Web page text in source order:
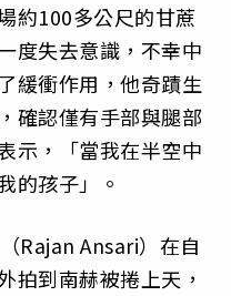
約100多公尺的甘蔗
度失去意識，不幸中
緩衝作用，他奇蹟生
確認僅有手部與腿部
示，「當我在半空中
的孩子」。
Rajan Ansari）在自
拍到南赫被捲上天，